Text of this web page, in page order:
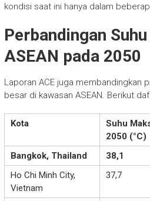
kondisi saat ini hanya dalam
Perbandingan
ASEAN pada 2050
Laporan ACE juga membandingkan
besar di kawasan ASEAN. Berikut
Kota
Suhu
2050 (°C)
Bangkok, Thailand
38,1
Ho Chi Minh City,
Vietnam
37,7